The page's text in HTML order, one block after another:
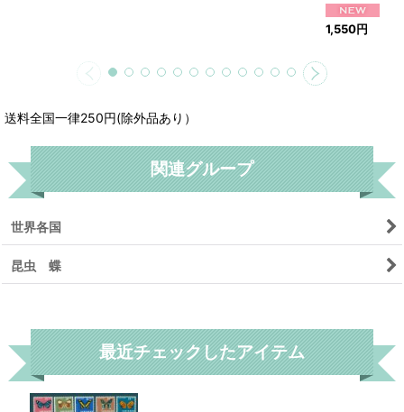
1,550円
送料全国一律250円(除外品あり）
関連グループ
世界各国
昆虫 蝶
最近チェックしたアイテム